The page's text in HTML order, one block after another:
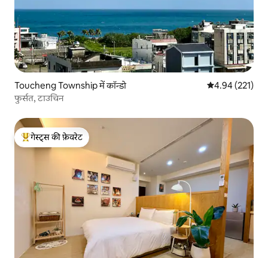
Toucheng Township में कॉन्डो औसत रेटिंग 5 में से
4.94 (221)
फुर्सत, टाउचिन
गेस्ट्स का टॉप फ़ेवरेट
गेस्ट्स की फ़ेवरेट